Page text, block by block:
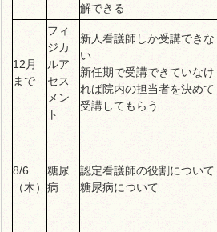
解できる
12月
まで
フィ
ジカ
ルア
セス
メン
ト
新人看護師しか受講できな
い
新任期で受講できていなけ
れば院内の担当者を決めて
受講してもらう
8/6
（木）
糖尿
病
認定看護師の役割について
糖尿病について